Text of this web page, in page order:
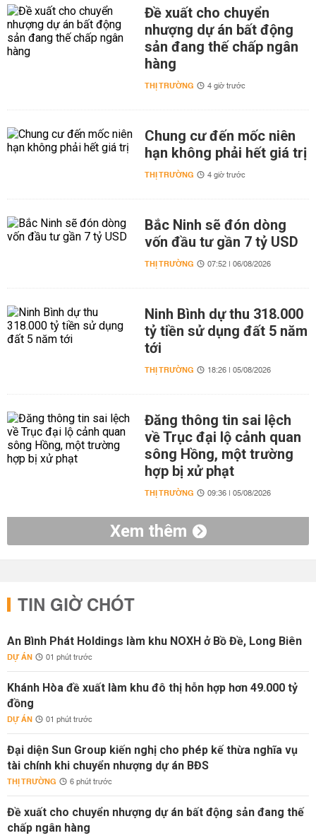
Đề xuất cho chuyển
nhượng dự án bất động
sản đang thế chấp ngân
hàng
THỊ TRƯỜNG 4 giờ trước
Chung cư đến mốc niên
hạn không phải hết giá trị
THỊ TRƯỜNG 4 giờ trước
Bắc Ninh sẽ đón dòng
vốn đầu tư gần 7 tỷ USD
THỊ TRƯỜNG 07:52 | 06/08/2026
Ninh Bình dự thu 318.000
tỷ tiền sử dụng đất 5 năm
tới
THỊ TRƯỜNG 18:26 | 05/08/2026
Đăng thông tin sai lệch
về Trục đại lộ cảnh quan
sông Hồng, một trường
hợp bị xử phạt
THỊ TRƯỜNG 09:36 | 05/08/2026
Xem thêm
TIN GIỜ CHÓT
An Bình Phát Holdings làm khu NOXH ở Bồ Đề, Long Biên
DỰ ÁN 01 phút trước
Khánh Hòa đề xuất làm khu đô thị hỗn hợp hơn 49.000 tỷ
đồng
DỰ ÁN 01 phút trước
Đại diện Sun Group kiến nghị cho phép kế thừa nghĩa vụ
tài chính khi chuyển nhượng dự án BĐS
THỊ TRƯỜNG 6 phút trước
Đề xuất cho chuyển nhượng dự án bất động sản đang thế
chấp ngân hàng